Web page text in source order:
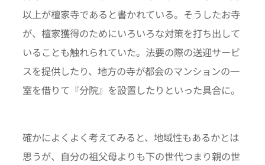
以上が檀家寺であると書かれている。そうしたお寺
が、檀家獲得のためにいろいろな対策を打ち出して
いることも触れられていた。法要の際の送迎サービ
スを提供したり、地方の寺が都会のマンションの一
室を借りて『分院』を設置したりといった具合に。
確かによくよく考えてみると、地域性もあるかとは
思うが、自分の祖父母よりも下の世代つまり親の世